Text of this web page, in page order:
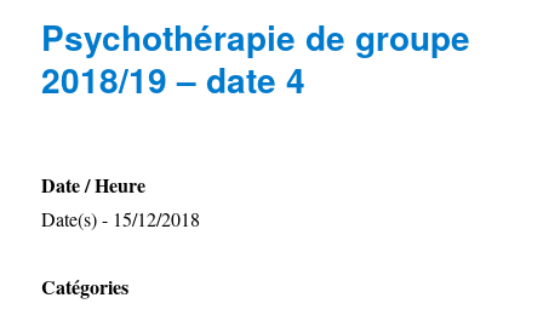
Psychothérapie de groupe
2018/19 – date 4
Date / Heure
Date(s) - 15/12/2018
Catégories